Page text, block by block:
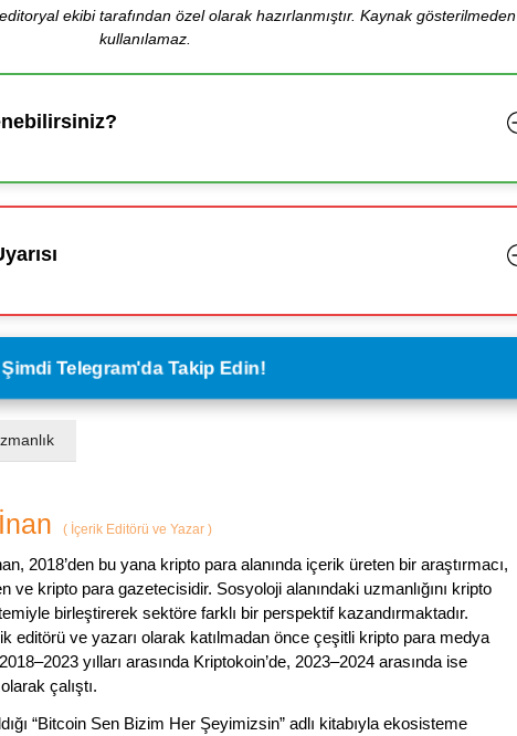
ekibi tarafından özel olarak hazırlanmıştır. Kaynak gösterilmeden
kullanılamaz.
Şimdi Telegram'da Takip Edin!
( İçerik Editörü ve Yazar )
2018’den bu yana kripto para alanında içerik üreten bir araştırmacı,
ve kripto para gazetecisidir. Sosyoloji alanındaki uzmanlığını kripto
birleştirerek sektöre farklı bir perspektif kazandırmaktadır.
editörü ve yazarı olarak katılmadan önce çeşitli kripto para medya
yılları arasında Kriptokoin’de, 2023–2024 arasında ise
çalıştı.
“Bitcoin Sen Bizim Her Şeyimizsin” adlı kitabıyla ekosisteme